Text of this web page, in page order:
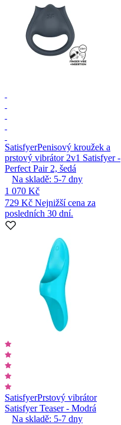
SatisfyerPenisový kroužek a
prstový vibrátor 2v1 Satisfyer -
Perfect Pair 2, šedá
Na skladě: 5-7 dny
1 070 Kč
729 Kč Nejnižší cena za
posledních 30 dní.
SatisfyerPrstový vibrátor
Satisfyer Teaser - Modrá
Na skladě: 5-7 dny